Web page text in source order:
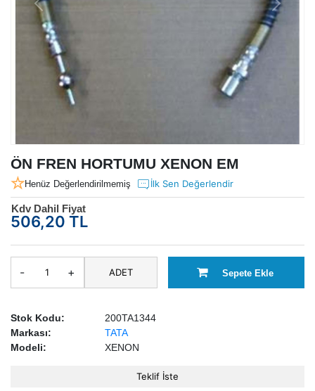
ÖN FREN HORTUMU XENON EM
Henüz Değerlendirilmemiş İlk Sen Değerlendir
Kdv Dahil Fiyat
506,20 TL
- + ADET Sepete Ekle
Stok Kodu:
200TA1344
Markası:
TATA
Modeli:
XENON
Teklif İste